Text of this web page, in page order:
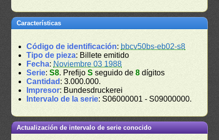
Características
Código de identificación: bbcv50bs-eb02-s8
Tipo de pieza: Billete emitido
Fecha: Noviembre 03 1988
Serie:S8. PrefijoS seguido de8 dígitos
Cantidad : 3.000.000.
Impresor: Bundesdruckerei
Intervalo de la serie: S06000001 - S09000000.
Actualización de intervalo de serie conocido